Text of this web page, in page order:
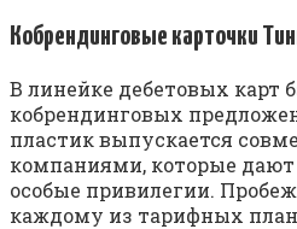
Кобрендинговые карточки
В линейке дебетовых карт
кобрендинговых
пластик выпускается
компаниями, которые
особые привилегии.
каждому из тарифных